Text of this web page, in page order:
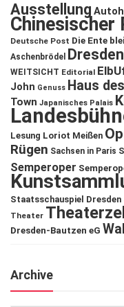
Ausstellung
Chinesischer
Deutsche Post Die Ente
Aschenbrödel
Dresden
WEITSICHT Editorial
John Genuss Haus
Town Japanisches Palais
Lesung Loriot Meißen
Rügen Sachsen in Paris
Semperoper
Staatsschauspiel Dresden
Theater
Dresden-Bautzen eG
Archive